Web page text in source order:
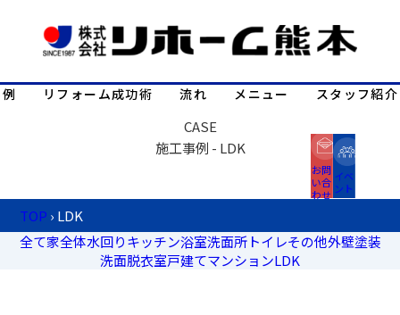
リフォーム成功術 流れ メニュー スタッフ紹介
CASE
施工事例 - LDK
TOP › LDK
全て家全体水回りキッチン浴室洗面所トイレその他外壁塗装
洗面脱衣室戸建てマンションLDK
お問
い合
わせ
イベ
ント